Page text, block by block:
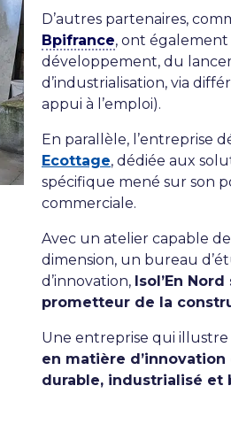
D’autres partenaires,
Bpifrance, ont également
développement, du
d’industrialisation, via
appui à l’emploi).
En parallèle, l’entreprise
Ecottage, dédiée aux
spécifique mené sur son
commerciale.
Avec un atelier capable
dimension, un bureau
d’innovation, Isol’En
prometteur de la
Une entreprise qui
en matière
durable, industrialisé et